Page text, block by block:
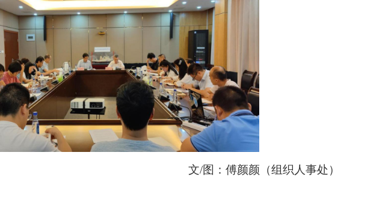
文/图 ：傅颜颜（组织人事处）